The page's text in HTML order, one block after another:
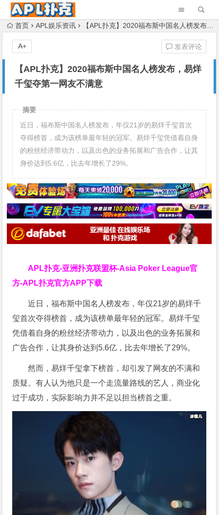
首页 APL娱乐资讯 【APL扑克】2020福布斯中国名人榜发布，易烊千玺夺第一网友不满意
【APL扑克】2020福布斯中国名人榜发布，易烊
千玺夺第一网友不满意
发表评论
A+
摘要
近日，福布斯中国名人榜发布，年仅21岁的易烊千玺首次
夺得榜首，成为该榜单最年轻的冠军。易烊千玺凭借着自身
的粉丝经济带动力，以及出色的业务拓展和广告合作，让其
身价达到5.6亿，比去年增长了29%。
APL扑克-亚洲扑克联盟杯-Asia Poker League官
方-APL扑克官方APP下载
近日，福布斯中国名人榜发布，年仅21岁的易烊千
玺首次夺得榜首，成为该榜单最年轻的冠军。易烊千玺
凭借着自身的粉丝经济带动力，以及出色的业务拓展和
广告合作，让其身价达到5.6亿，比去年增长了29%。
然而，易烊千玺拿下榜首，却引发了网友的不满和
质疑。有人认为他只是一个走流量路线的艺人，商业化
过于成功，实际影响力并不足以担当榜首之重。